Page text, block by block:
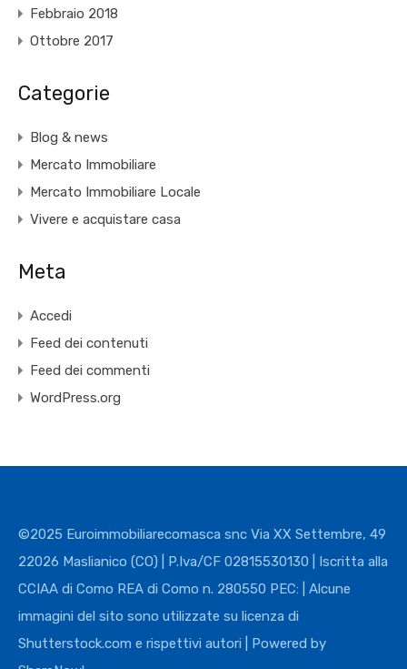
Febbraio 2018
Ottobre 2017
Categorie
Blog & news
Mercato Immobiliare
Mercato Immobiliare Locale
Vivere e acquistare casa
Meta
Accedi
Feed dei contenuti
Feed dei commenti
WordPress.org
©2025 Euroimmobiliarecomasca snc Via XX Settembre, 49
22026 Maslianico (CO) | P.Iva/CF 02815530130 | Iscritta alla
CCIAA di Como REA di Como n. 280550 PEC: | Alcune
immagini del sito sono utilizzate su licenza di
Shutterstock.com e rispettivi autori | Powered by